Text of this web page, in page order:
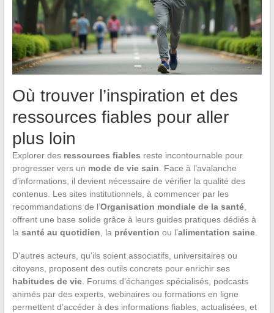
Où trouver l’inspiration et des
ressources fiables pour aller
plus loin
Explorer des ressources fiables reste incontournable pour
progresser vers un mode de vie sain . Face à l’avalanche
d’informations, il devient nécessaire de vérifier la qualité des
contenus. Les sites institutionnels, à commencer par les
recommandations de l’Organisation mondiale de la santé,
offrent une base solide grâce à leurs guides pratiques dédiés à
la santé au quotidien , la prévention ou l’alimentation saine.
D’autres acteurs, qu’ils soient associatifs, universitaires ou
citoyens, proposent des outils concrets pour enrichir ses
habitudes de vie. Forums d’échanges spécialisés, podcasts
animés par des experts, webinaires ou formations en ligne
permettent d’accéder à des informations fiables, actualisées, et